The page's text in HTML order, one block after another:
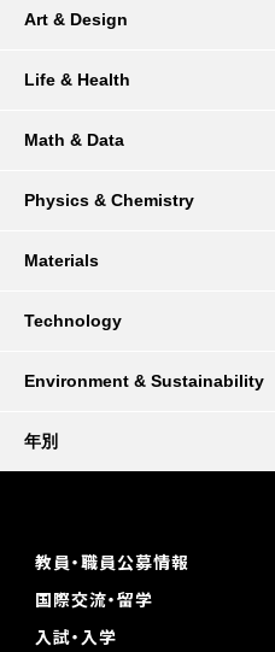
Art & Design
Life & Health
Math & Data
Physics & Chemistry
Materials
Technology
Environment & Sustainability
年別
教員・職員公募情報
国際交流・留学
入試・入学